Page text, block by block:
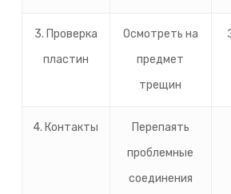
3. Проверка
пластин
Осмотреть на
предмет
трещин
4. Контакты
Перепаять
проблемные
соединения